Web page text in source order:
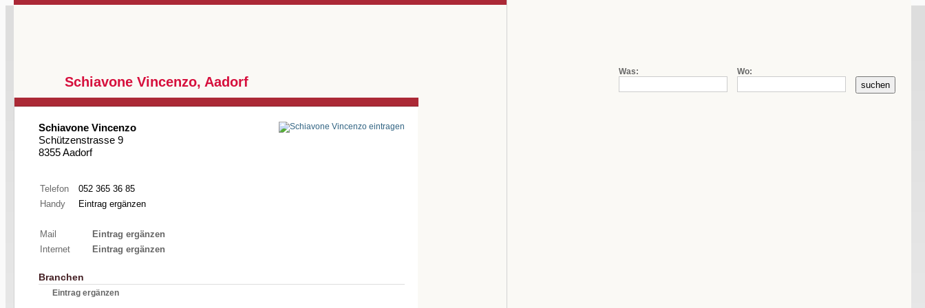
Schiavone Vincenzo, Aadorf
Was: Wo:
Schiavone Vincenzo
Schützenstrasse 9
8355 Aadorf
Telefon
052 365 36 85
Handy
Eintrag ergänzen
Mail
Eintrag ergänzen
Internet
Eintrag ergänzen
Branchen
Eintrag ergänzen